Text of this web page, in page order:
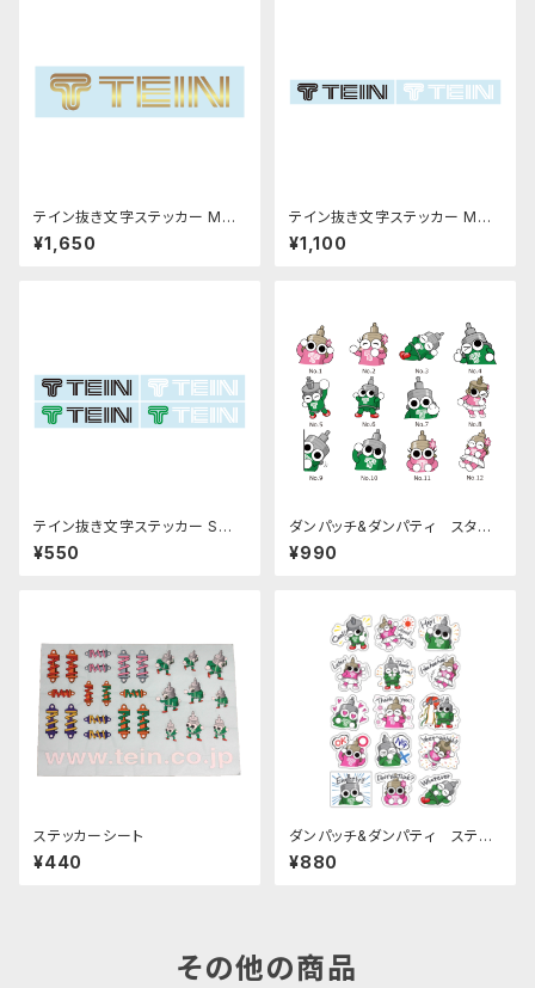
テイン抜き文字ステッカー Mサ
イズ ゴールド
¥1,650
テイン抜き文字ステッカー Mサ
イズ
¥1,100
テイン抜き文字ステッカー Sサ
イズ
¥550
ダンパッチ&ダンパティ スタン
プステッカー 全12種
¥990
ステッカーシート
¥440
ダンパッチ&ダンパティ ステッ
カーシート
¥880
その他の商品